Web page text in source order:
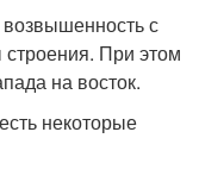
с
При этом
на восток.
некоторые